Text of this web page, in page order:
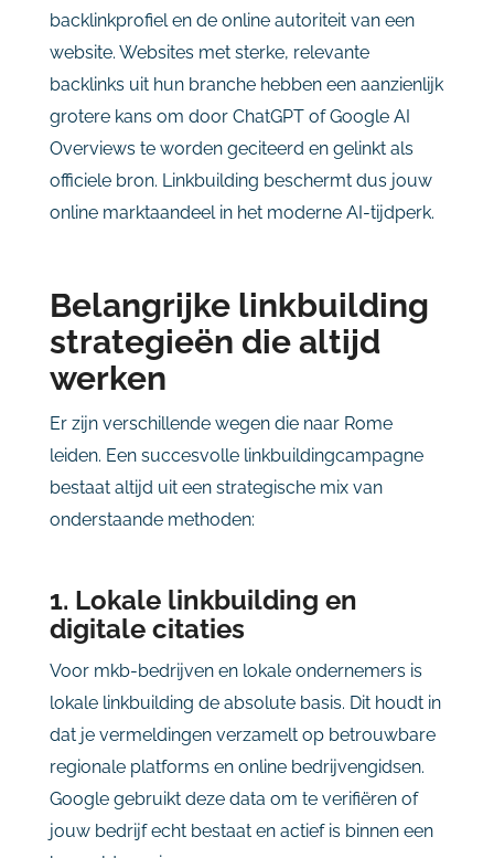
backlinkprofiel en de online autoriteit van een
website. Websites met sterke, relevante
backlinks uit hun branche hebben een aanzienlijk
grotere kans om door ChatGPT of Google AI
Overviews te worden geciteerd en gelinkt als
officiele bron. Linkbuilding beschermt dus jouw
online marktaandeel in het moderne AI-tijdperk.
Belangrijke linkbuilding
strategieën die altijd
werken
Er zijn verschillende wegen die naar Rome
leiden. Een succesvolle linkbuildingcampagne
bestaat altijd uit een strategische mix van
onderstaande methoden:
1. Lokale linkbuilding en
digitale citaties
Voor mkb-bedrijven en lokale ondernemers is
lokale linkbuilding de absolute basis. Dit houdt in
dat je vermeldingen verzamelt op betrouwbare
regionale platforms en online bedrijvengidsen.
Google gebruikt deze data om te verifiëren of
jouw bedrijf echt bestaat en actief is binnen een